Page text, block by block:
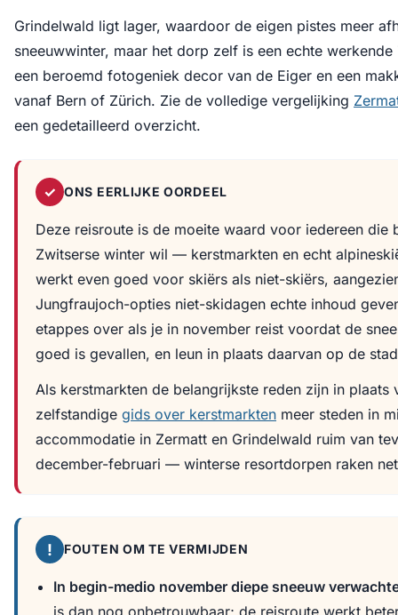
Grindelwald ligt lager, waardoor de eigen pistes meer
sneeuwwinter, maar het dorp zelf is een echte
een beroemd fotogeniek decor van de Eiger en een
vanaf Bern of Zürich. Zie de volledige vergelijking
een gedetailleerd overzicht.
✓ ONS EERLIJKE OORDEEL
Deze reisroute is de moeite waard voor iedereen die
Zwitserse winter wil — kerstmarkten en echt
werkt even goed voor skiërs als niet-skiërs,
Jungfraujoch-opties niet-skidagen echte inhoud
etappes over als je in november reist voordat de
goed is gevallen, en leun in plaats daarvan op de
Als kerstmarkten de belangrijkste reden zijn in plaats
zelfstandige gids over kerstmarkten meer steden in
accommodatie in Zermatt en Grindelwald ruim van
december-februari — winterse resortdorpen raken
! FOUTEN OM TE VERMIJDEN
In begin-medio november diepe sneeuw
is dan nog onbetrouwbaar; de reisroute werkt